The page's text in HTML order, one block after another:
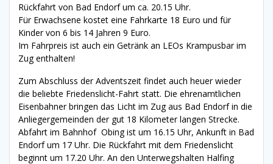
Rückfahrt von Bad Endorf um ca. 20.15 Uhr.
Für Erwachsene kostet eine Fahrkarte 18 Euro und für
Kinder von 6 bis 14 Jahren 9 Euro.
Im Fahrpreis ist auch ein Getränk an LEOs Krampusbar im
Zug enthalten!
Zum Abschluss der Adventszeit findet auch heuer wieder
die beliebte Friedenslicht-Fahrt statt. Die ehrenamtlichen
Eisenbahner bringen das Licht im Zug aus Bad Endorf in die
Anliegergemeinden der gut 18 Kilometer langen Strecke.
Abfahrt im Bahnhof Obing ist um 16.15 Uhr, Ankunft in Bad
Endorf um 17 Uhr. Die Rückfahrt mit dem Friedenslicht
beginnt um 17.20 Uhr. An den Unterwegshalten Halfing